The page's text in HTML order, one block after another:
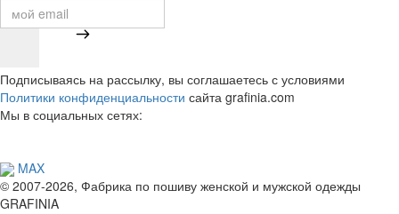
Подписываясь на рассылку, вы соглашаетесь с условиями
Политики конфиденциальности сайта grafinia.com
Мы в социальных сетях:
MAX
© 2007-2026, Фабрика по пошиву женской и мужской одежды
GRAFINIA